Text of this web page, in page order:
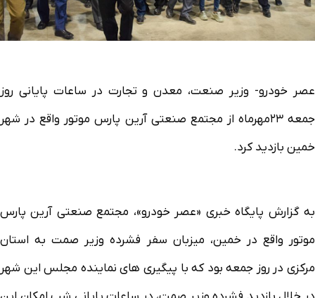
عصر خودرو- وزیر صنعت، معدن و تجارت در ساعات پایانی روز
جمعه ۲۳مهرماه از مجتمع صنعتی آرین پارس موتور واقع در شهر
خمین بازدید کرد.
به گزارش پایگاه خبری «عصر خودرو»، مجتمع صنعتی آرین پارس
موتور واقع در خمین، میزبان سفر فشرده وزیر صمت به استان
مرکزی در روز جمعه بود که با پیگیری های نماینده مجلس این شهر